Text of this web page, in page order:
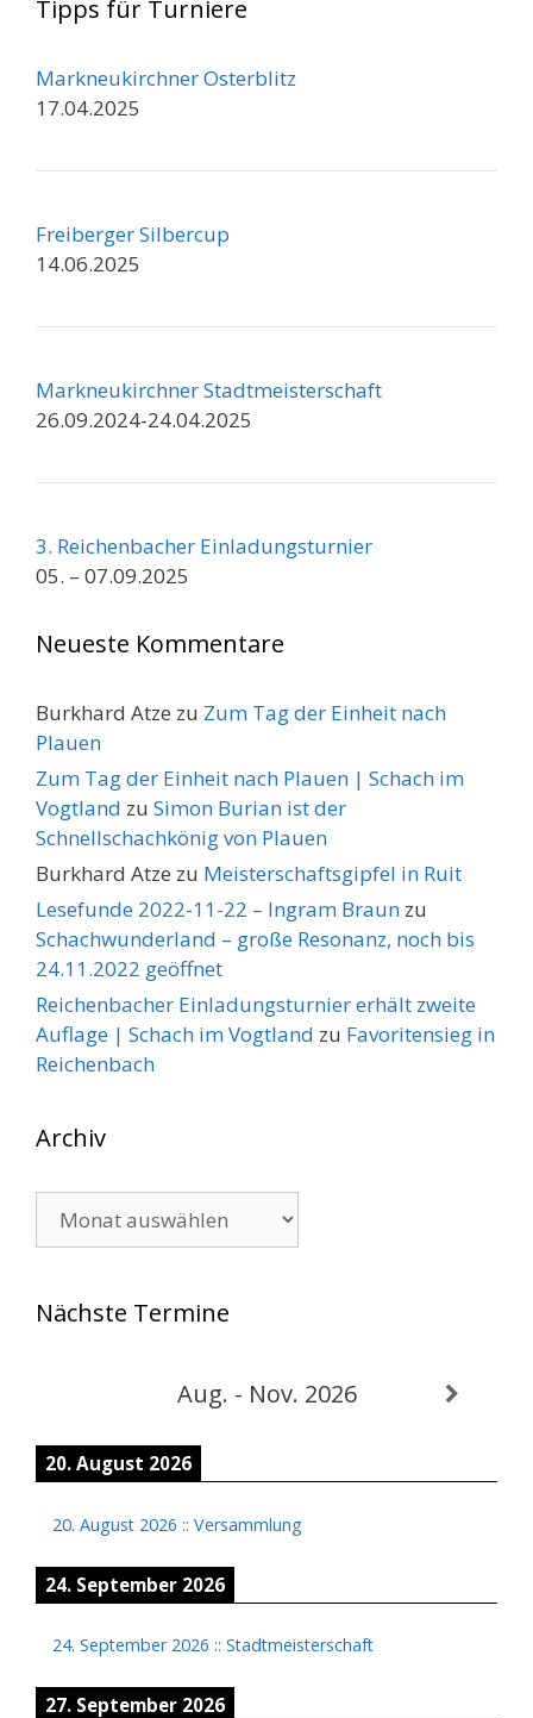
Tipps für Turniere
Markneukirchner Osterblitz
17.04.2025
Freiberger Silbercup
14.06.2025
Markneukirchner Stadtmeisterschaft
26.09.2024-24.04.2025
3. Reichenbacher Einladungsturnier
05. – 07.09.2025
Neueste Kommentare
Burkhard Atze zu Zum Tag der Einheit nach
Plauen
Zum Tag der Einheit nach Plauen | Schach im
Vogtland zu Simon Burian ist der
Schnellschachkönig von Plauen
Burkhard Atze zu Meisterschaftsgipfel in Ruit
Lesefunde 2022-11-22 – Ingram Braun zu
Schachwunderland – große Resonanz, noch bis
24.11.2022 geöffnet
Reichenbacher Einladungsturnier erhält zweite
Auflage | Schach im Vogtland zu Favoritensieg in
Reichenbach
Archiv
Nächste Termine
Aug. - Nov. 2026
20. August 2026
20. August 2026 :: Versammlung
24. September 2026
24. September 2026 :: Stadtmeisterschaft
27. September 2026